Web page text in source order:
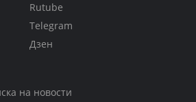
Rutube
Telegram
Дзен
на новости